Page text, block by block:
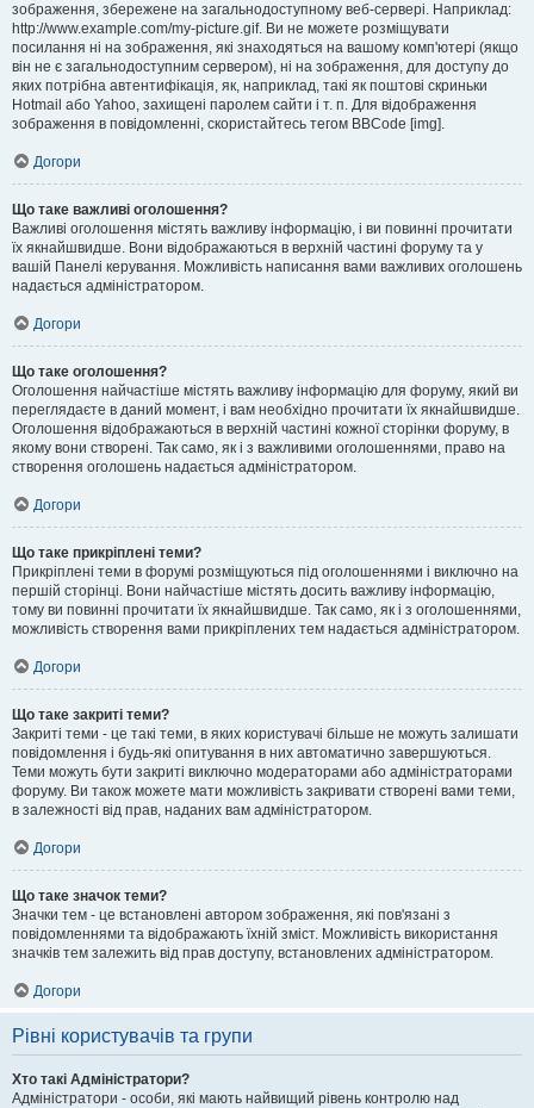
зображення, збережене на загальнодоступному веб-сервері. Наприклад:
http://www.example.com/my-picture.gif. Ви не можете розміщувати
посилання ні на зображення, які знаходяться на вашому комп'ютері (якщо
він не є загальнодоступним сервером), ні на зображення, для доступу до
яких потрібна автентифікація, як, наприклад, такі як поштові скриньки
Hotmail або Yahoo, захищені паролем сайти і т. п. Для відображення
зображення в повідомленні, скористайтесь тегом BBCode [img].
Догори
Що таке важливі оголошення?
Важливі оголошення містять важливу інформацію, і ви повинні прочитати
їх якнайшвидше. Вони відображаються в верхній частині форуму та у
вашій Панелі керування. Можливість написання вами важливих оголошень
надається адміністратором.
Догори
Що таке оголошення?
Оголошення найчастіше містять важливу інформацію для форуму, який ви
переглядаєте в даний момент, і вам необхідно прочитати їх якнайшвидше.
Оголошення відображаються в верхній частині кожної сторінки форуму, в
якому вони створені. Так само, як і з важливими оголошеннями, право на
створення оголошень надається адміністратором.
Догори
Що таке прикріплені теми?
Прикріплені теми в форумі розміщуються під оголошеннями і виключно на
першій сторінці. Вони найчастіше містять досить важливу інформацію,
тому ви повинні прочитати їх якнайшвидше. Так само, як і з оголошеннями,
можливість створення вами прикріплених тем надається адміністратором.
Догори
Що таке закриті теми?
Закриті теми - це такі теми, в яких користувачі більше не можуть залишати
повідомлення і будь-які опитування в них автоматично завершуються.
Теми можуть бути закриті виключно модераторами або адміністраторами
форуму. Ви також можете мати можливість закривати створені вами теми,
в залежності від прав, наданих вам адміністратором.
Догори
Що таке значок теми?
Значки тем - це встановлені автором зображення, які пов'язані з
повідомленнями та відображають їхній зміст. Можливість використання
значків тем залежить від прав доступу, встановлених адміністратором.
Догори
Рівні користувачів та групи
Хто такі Адміністратори?
Адміністратори - особи, які мають найвищий рівень контролю над